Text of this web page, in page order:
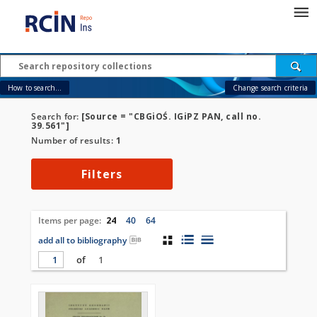
How to search... Change search criteria
Search for: [Source = "CBGiOŚ. IGiPZ PAN, call no.
39.561"]
Number of results: 1
Filters
Items per page: 24 40
64
add all to bibliography
of
1